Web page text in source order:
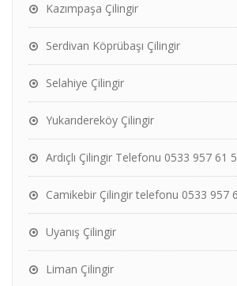
Kazımpaşa Çilingir
Serdivan Köprübaşı Çilingir
Selahiye Çilingir
Yukarıdereköy Çilingir
Ardıçlı Çilingir Telefonu 0533 957 61
Camikebir Çilingir telefonu 0533 957
Uyanış Çilingir
Liman Çilingir